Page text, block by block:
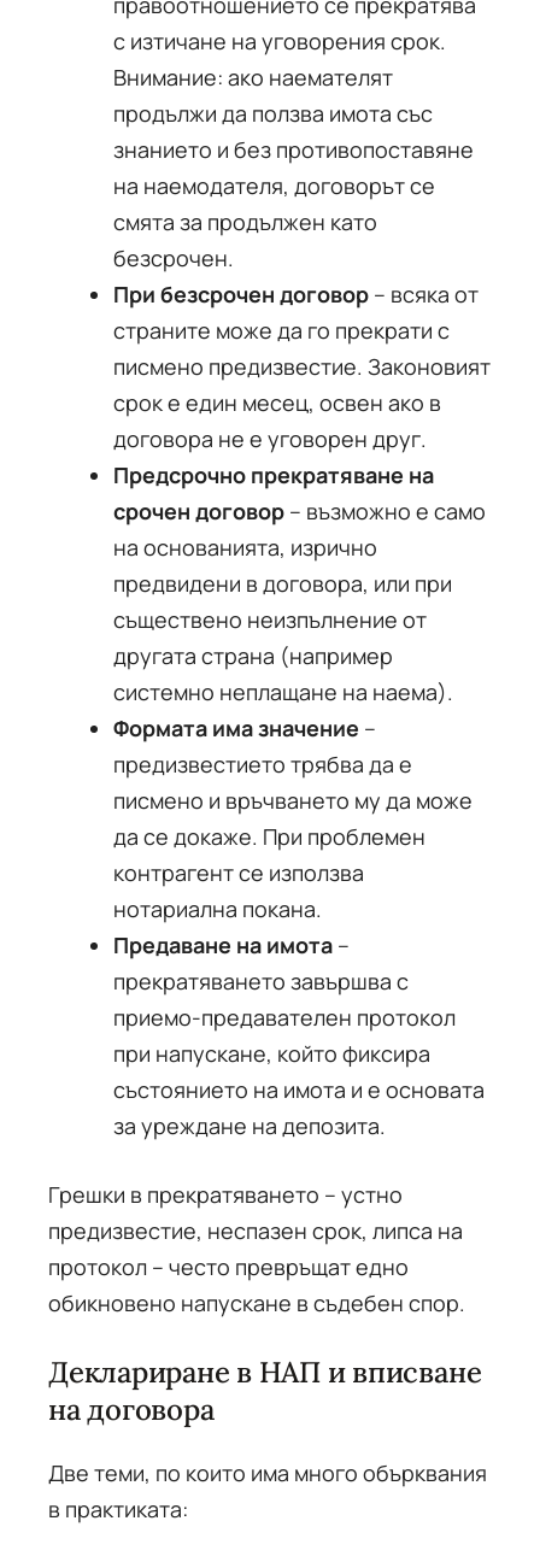
с изтичане на уговорения срок.
Внимание: ако наемателят
продължи да ползва имота със
знанието и без противопоставяне
на наемодателя, договорът се
смята за продължен като
безсрочен.
При безсрочен договор – всяка от
страните може да го прекрати с
писмено предизвестие. Законовият
срок е един месец, освен ако в
договора не е уговорен друг.
Предсрочно прекратяване на
срочен договор – възможно е само
на основанията, изрично
предвидени в договора, или при
съществено неизпълнение от
другата страна (например
системно неплащане на наема).
Формата има значение –
предизвестието трябва да е
писмено и връчването му да може
да се докаже. При проблемен
контрагент се използва
нотариална покана.
Предаване на имота –
прекратяването завършва с
приемо-предавателен протокол
при напускане, който фиксира
състоянието на имота и е основата
за уреждане на депозита.
Грешки в прекратяването – устно
предизвестие, неспазен срок, липса на
протокол – често превръщат едно
обикновено напускане в съдебен спор.
Деклариране в НАП и вписване
на договора
Две теми, по които има много обърквания
в практиката: